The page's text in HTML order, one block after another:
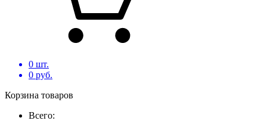
0 шт.
0 руб.
Корзина товаров
Всего: